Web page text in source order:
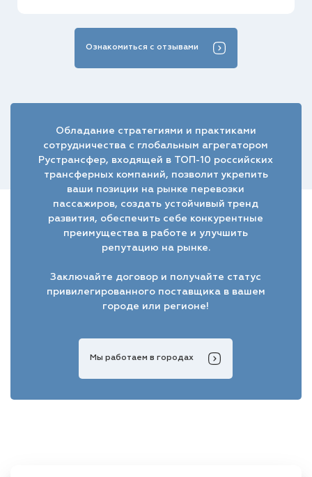
Ознакомиться с отзывами
Обладание стратегиями и практиками
сотрудничества с глобальным агрегатором
Рустрансфер, входящей в ТОП-10 российских
трансферных компаний, позволит укрепить
ваши позиции на рынке перевозки
пассажиров, создать устойчивый тренд
развития, обеспечить себе конкурентные
преимущества в работе и улучшить
репутацию на рынке.
Заключайте договор и получайте статус
привилегированного поставщика в вашем
городе или регионе!
Мы работаем в городах